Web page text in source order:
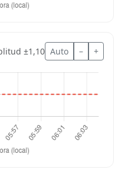
±1,10 Auto – +